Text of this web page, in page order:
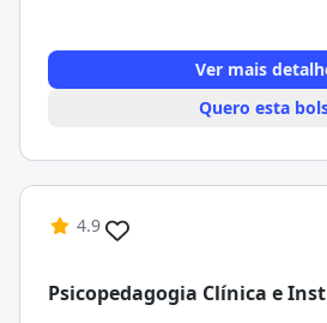
Ver mais
Quero esta
4.9
Psicopedagogia Clínica e